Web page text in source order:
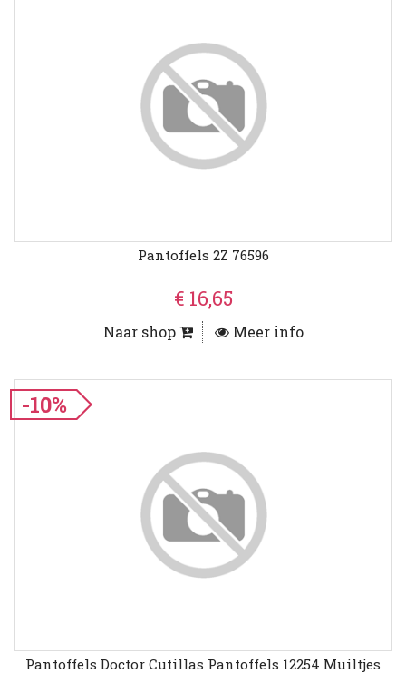
Pantoffels 2Z 76596
€ 16,65
Naar shop Meer info
-10%
Pantoffels Doctor Cutillas Pantoffels 12254 Muiltjes